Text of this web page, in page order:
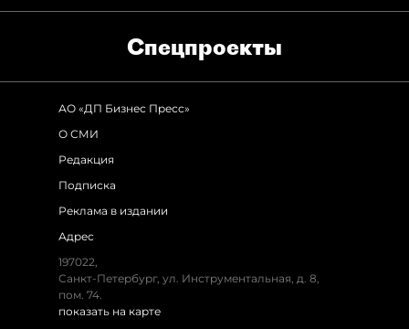
Спец­проекты
АО «ДП Бизнес Пресс»
О СМИ
Редакция
Подписка
Реклама в издании
Адрес
197022,
Санкт-Петербург, ул. Инструментальная, д. 8,
пом. 74.
показать на карте